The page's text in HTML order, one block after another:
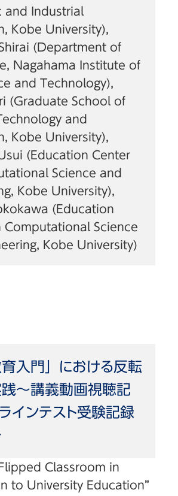
and Industrial
Kobe University),
(Department of
Nagahama Institute of
and Technology),
(Graduate School of
and
Kobe University),
(Education Center
Science and
Kobe University),
(Education
Computational Science
Kobe University)
育入門」における反転
～講義動画視聴記
インテスト受験記録
Classroom in
to University Education”